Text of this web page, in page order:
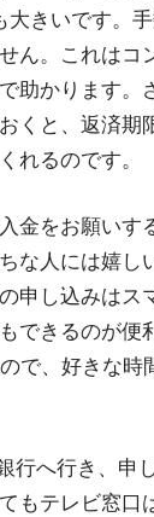
大きいです。
ん。これはコ
助かります。
くと、返済期
れるのです。
金をお願いす
な人には嬉し
申し込みはス
できるのが便
で、好きな時
行へ行き、申
もテレビ窓口